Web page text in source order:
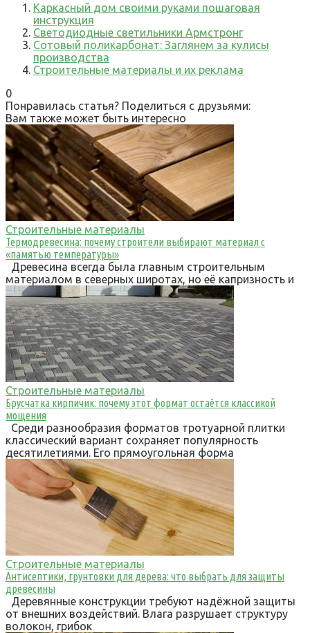
Каркасный дом своими руками пошаговая
инструкция
Светодиодные светильники Армстронг
Сотовый поликарбонат: Заглянем за кулисы
производства
Строительные материалы и их реклама
0
Понравилась статья? Поделиться с друзьями:
Вам также может быть интересно
Строительные материалы
Термодревесина: почему строители выбирают материал с
«памятью температуры»
Древесина всегда была главным строительным
материалом в северных широтах, но её капризность и
Строительные материалы
Брусчатка кирпичик: почему этот формат остаётся классикой
мощения
Среди разнообразия форматов тротуарной плитки
классический вариант сохраняет популярность
десятилетиями. Его прямоугольная форма
Строительные материалы
Антисептики, грунтовки для дерева: что выбрать для защиты
древесины
Деревянные конструкции требуют надёжной защиты
от внешних воздействий. Влага разрушает структуру
волокон, грибок